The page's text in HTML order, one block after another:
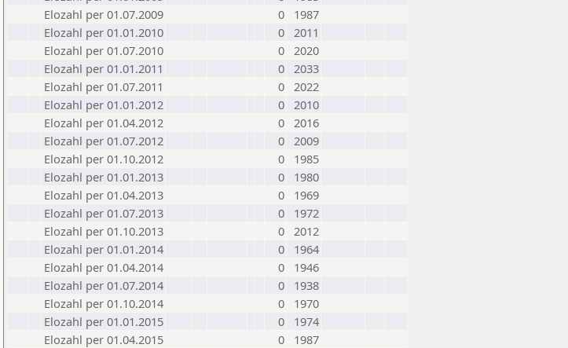
Elozahl per 01.07.2009
0
1987
Elozahl per 01.01.2010
0 2011
Elozahl per 01.07.2010
0 2020
Elozahl per 01.01.2011
0 2033
Elozahl per 01.07.2011
0 2022
Elozahl per 01.01.2012
0 2010
Elozahl per 01.04.2012
0 2016
Elozahl per 01.07.2012
0 2009
Elozahl per 01.10.2012
0
1985
Elozahl per 01.01.2013
0
1980
Elozahl per 01.04.2013
0
1969
Elozahl per 01.07.2013
0
1972
Elozahl per 01.10.2013
0 2012
Elozahl per 01.01.2014
0
1964
Elozahl per 01.04.2014
0
1946
Elozahl per 01.07.2014
0
1938
Elozahl per 01.10.2014
0
1970
Elozahl per 01.01.2015
0
1974
Elozahl per 01.04.2015
0
1987